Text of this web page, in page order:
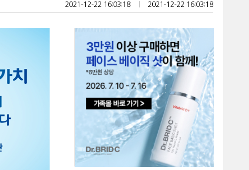
2021-12-22 16:03:18 2021-12-22 16:03:18